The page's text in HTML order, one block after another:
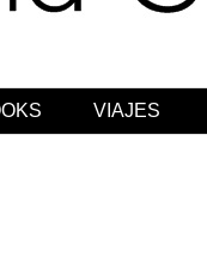
VIAJES